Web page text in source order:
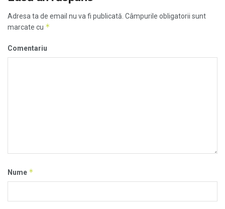
Adresa ta de email nu va fi publicată. Câmpurile obligatorii sunt
marcate cu *
Comentariu
Nume *